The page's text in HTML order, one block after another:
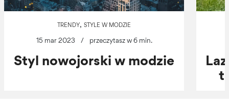
TRENDY, STYLE W MODZIE
15 mar 2023 / przeczytasz w 6 min.
Styl nowojorski w modzie